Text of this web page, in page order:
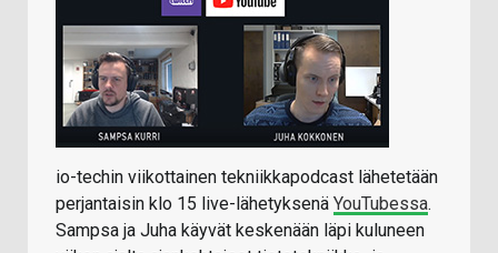
io-techin viikottainen tekniikkapodcast lähetetään
perjantaisin klo 15 live-lähetyksenä YouTubessa.
Sampsa ja Juha käyvät keskenään läpi kuluneen